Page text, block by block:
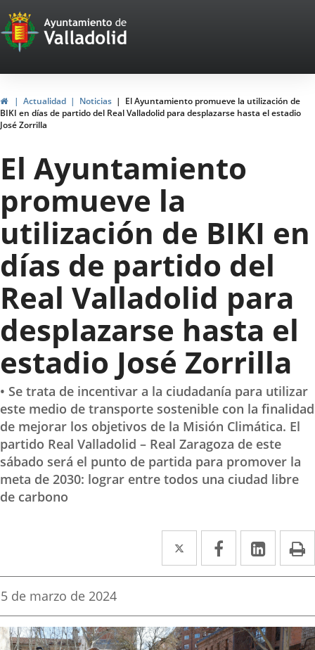
Portal
Web
del
Ayuntamiento
de
Valladolid
InicioActualidad Noticias
El Ayuntamiento promueve la utilización de
BIKI en días de partido del Real Valladolid para desplazarse hasta el estadio
José Zorrilla
El Ayuntamiento
promueve la
utilización de BIKI en
días de partido del
Real Valladolid para
desplazarse hasta el
estadio José Zorrilla
• Se trata de incentivar a la ciudadanía para utilizar
este medio de transporte sostenible con la finalidad
de mejorar los objetivos de la Misión Climática. El
partido Real Valladolid – Real Zaragoza de este
sábado será el punto de partida para promover la
meta de 2030: lograr entre todos una ciudad libre
de carbono
Twitter
Enlace
a
aplicación
externa.
Facebook
Enlace
a
aplicación
externa.
Enlace
a
Fecha
la
noticia
5 de marzo de 2024